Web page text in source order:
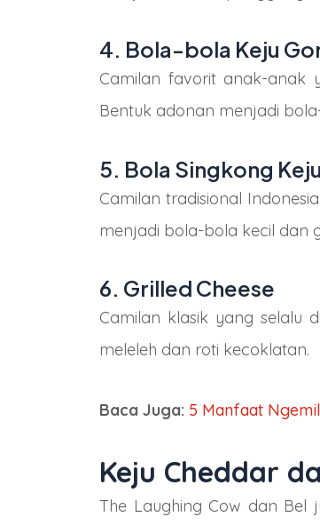
4. Bola-bola Keju
Camilan favorit anak-anak
Bentuk adonan menjadi
5. Bola Singkong Keju
Camilan tradisional
menjadi bola-bola kecil dan
6. Grilled Cheese
Camilan klasik yang selalu
meleleh dan roti kecoklatan.
Baca Juga: 5 Manfaat
Keju Cheddar
The Laughing Cow dan Bel